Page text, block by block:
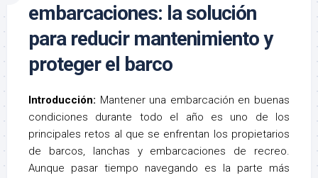
embarcaciones: la solución
para reducir mantenimiento y
proteger el barco
Introducción: Mantener una embarcación en buenas
condiciones durante todo el año es uno de los
principales retos al que se enfrentan los propietarios
de barcos, lanchas y embarcaciones de recreo.
Aunque pasar tiempo navegando es la parte más